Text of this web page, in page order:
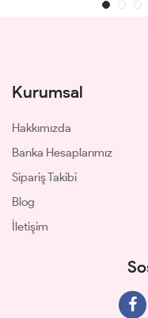
Kurumsal
Hakkımızda
Banka Hesaplarımız
Sipariş Takibi
Blog
İletişim